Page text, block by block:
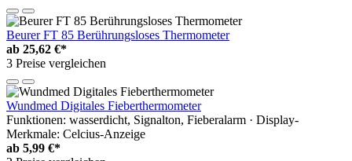
Beurer FT 85 Berührungsloses Thermometer
ab 25,62 €*
3 Preise vergleichen
Wundmed Digitales Fieberthermometer
Funktionen: wasserdicht, Signalton, Fieberalarm · Display-
Merkmale: Celcius-Anzeige
ab 5,99 €*